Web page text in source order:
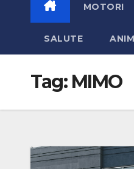
MOTORI
SALUTE
Tag: MIMO